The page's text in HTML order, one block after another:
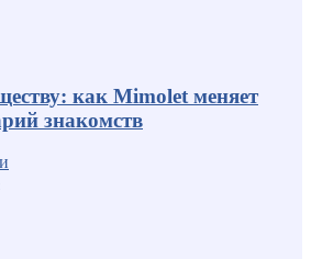
как Mimolet меняет
знакомств